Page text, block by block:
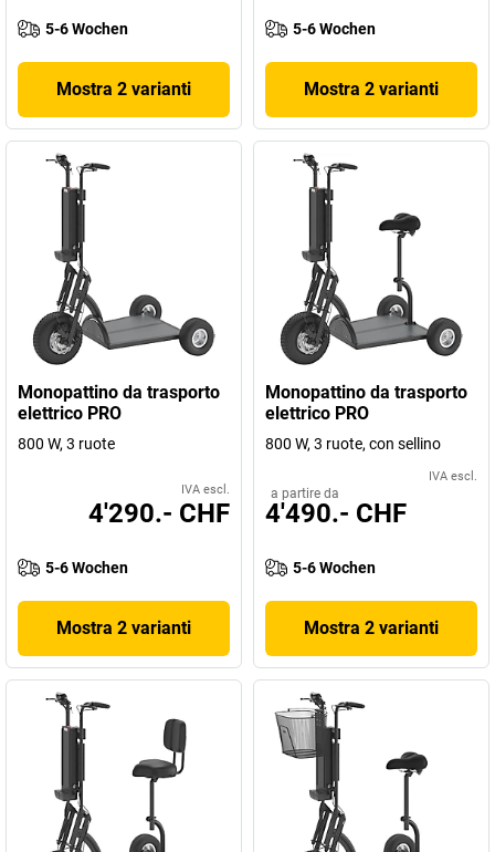
5-6 Wochen
Mostra 2 varianti
5-6 Wochen
Mostra 2 varianti
Monopattino da trasporto
elettrico PRO
800 W, 3 ruote
IVA escl.
4'290.- CHF
5-6 Wochen
Mostra 2 varianti
Monopattino da trasporto
elettrico PRO
800 W, 3 ruote, con sellino
IVA escl.
a partire da
4'490.- CHF
5-6 Wochen
Mostra 2 varianti